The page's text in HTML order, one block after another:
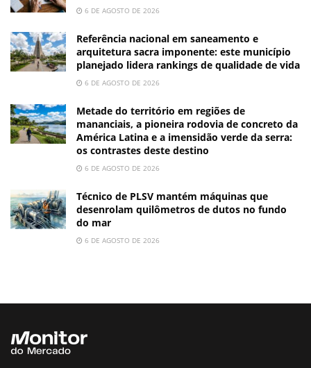
6 DE AGOSTO DE 2026
Referência nacional em saneamento e
arquitetura sacra imponente: este município
planejado lidera rankings de qualidade de vida
6 DE AGOSTO DE 2026
Metade do território em regiões de
mananciais, a pioneira rodovia de concreto da
América Latina e a imensidão verde da serra:
os contrastes deste destino
6 DE AGOSTO DE 2026
Técnico de PLSV mantém máquinas que
desenrolam quilômetros de dutos no fundo
do mar
6 DE AGOSTO DE 2026